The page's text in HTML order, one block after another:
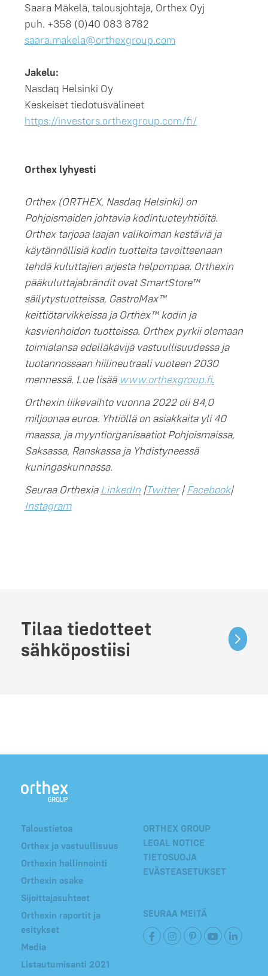
Saara Mäkelä, talousjohtaja, Orthex Oyj
puh. +358 (0)40 083 8782
saara.makela@orthexgroup.com
Jakelu:
Nasdaq Helsinki Oy
Keskeiset tiedotusvälineet
https://investors.orthexgroup.com/fi/
Orthex lyhyesti
Orthex (ORTHEX, Nasdaq Helsinki) on
Pohjoismaiden johtavia kodintuoteyhtiöitä.
Orthex tarjoaa laajan valikoiman kestäviä ja
käytännöllisiä kodin tuotteita tavoitteenaan
tehdä kuluttajien arjesta helpompaa. Orthexin
pääkuluttajabrändit ovat SmartStore™
säilytystuotteissa, GastroMax™
keittiötarvikkeissa ja Orthex™ kodin ja
kasvienhoidon tuotteissa. Orthex pyrkii olemaan
toimialansa edelläkävijä vastuullisuudessa ja
tuotannossaan hiilineutraali vuoteen 2030
mennessä. Lue lisää www.orthexgroup.fi.
Orthexin liikevaihto vuonna 2022 oli 84,0
miljoonaa euroa. Yhtiöllä on asiakkaita yli 40
maassa, ja myyntiorganisaatiot Pohjoismaissa,
Saksassa, Ranskassa ja Yhdistyneessä
kuningaskunnassa.
Seuraa Orthexia LinkedIn |Twitter| Facebook|
Instagram
Tilaa tiedotteet
sähköpostiisi
ORTHEX GROUP
LEGAL NOTICE
TIETOSUOJA
EVÄSTEASETUKSET
SEURAA MEITÄ
Taloustietoa
Orthex ja vastuullisuus
Orthexin hallinnointi
Orthexin osake
Sijoittajasuhteet
Orthexin raportit ja
esitykset
Media
Listautumisanti 2021